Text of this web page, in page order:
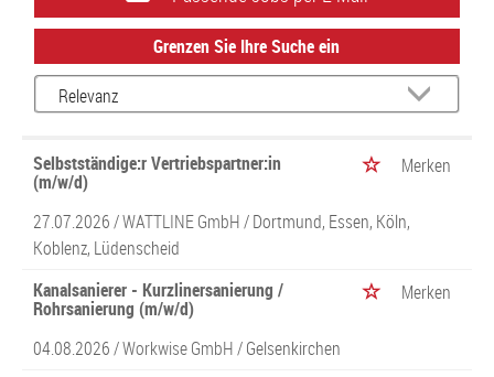
Grenzen Sie Ihre Suche ein
Selbstständige:r Vertriebspartner:in
(m/w/d)
Merken
27.07.2026 /WATTLINE GmbH/ Dortmund, Essen, Köln,
Koblenz, Lüdenscheid
Kanalsanierer - Kurzlinersanierung /
Rohrsanierung (m/w/d)
Merken
04.08.2026 /Workwise GmbH/ Gelsenkirchen